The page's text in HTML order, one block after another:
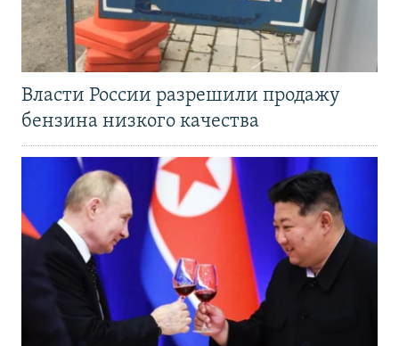
Власти России разрешили продажу
бензина низкого качества